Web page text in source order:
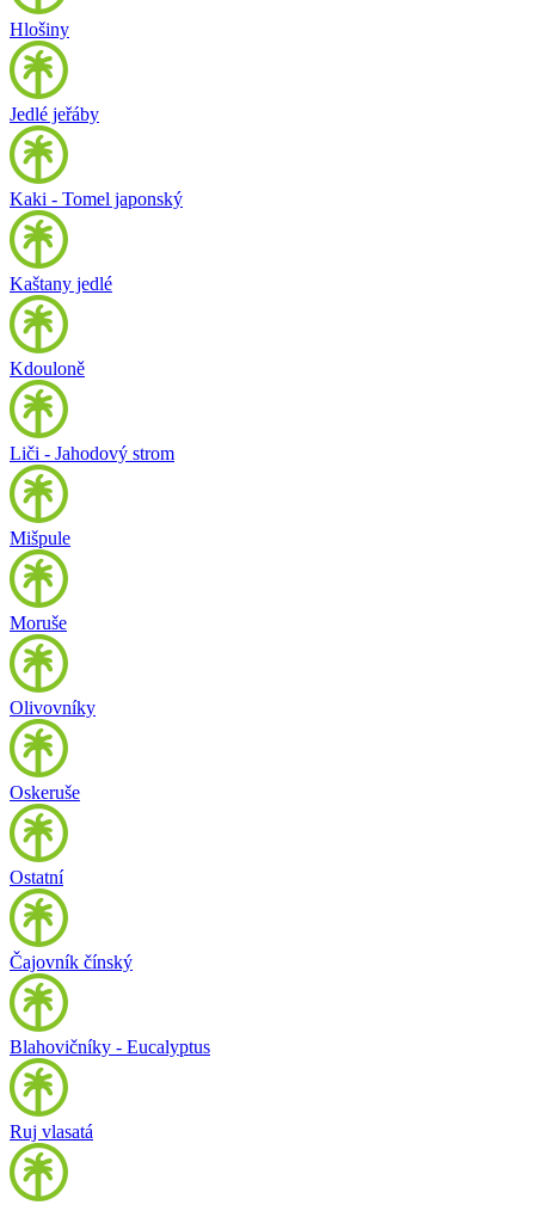
Hlošiny
Jedlé jeřáby
Kaki - Tomel japonský
Kaštany jedlé
Kdouloně
Liči - Jahodový strom
Mišpule
Moruše
Olivovníky
Oskeruše
Ostatní
Čajovník čínský
Blahovičníky - Eucalyptus
Ruj vlasatá